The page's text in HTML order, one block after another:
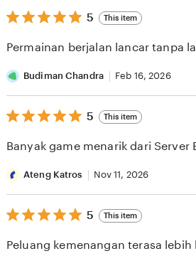
5
out
5
5 This item
Permainan berjalan lancar tanpa
Budiman Chandra Feb 16, 2026
5
out
5
5 This item
Banyak game menarik dari
Ateng Katros Nov 11, 2026
5
out
5
5 This item
Peluang kemenangan terasa